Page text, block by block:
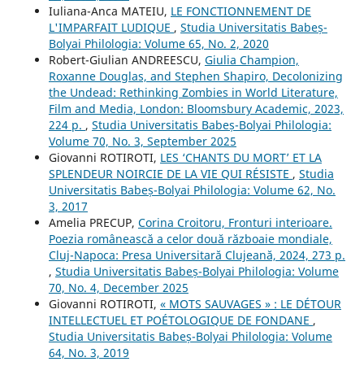
Iuliana-Anca MATEIU, LE FONCTIONNEMENT DE
L'IMPARFAIT LUDIQUE , Studia Universitatis Babeș-
Bolyai Philologia: Volume 65, No. 2, 2020
Robert-Giulian ANDREESCU, Giulia Champion,
Roxanne Douglas, and Stephen Shapiro, Decolonizing
the Undead: Rethinking Zombies in World Literature,
Film and Media, London: Bloomsbury Academic, 2023,
224 p. , Studia Universitatis Babeș-Bolyai Philologia:
Volume 70, No. 3, September 2025
Giovanni ROTIROTI, LES ‘CHANTS DU MORT’ ET LA
SPLENDEUR NOIRCIE DE LA VIE QUI RÉSISTE , Studia
Universitatis Babeș-Bolyai Philologia: Volume 62, No.
3, 2017
Amelia PRECUP, Corina Croitoru, Fronturi interioare.
Poezia românească a celor două războaie mondiale,
Cluj-Napoca: Presa Universitară Clujeană, 2024, 273 p.
, Studia Universitatis Babeș-Bolyai Philologia: Volume
70, No. 4, December 2025
Giovanni ROTIROTI, « MOTS SAUVAGES » : LE DÉTOUR
INTELLECTUEL ET POÉTOLOGIQUE DE FONDANE ,
Studia Universitatis Babeș-Bolyai Philologia: Volume
64, No. 3, 2019